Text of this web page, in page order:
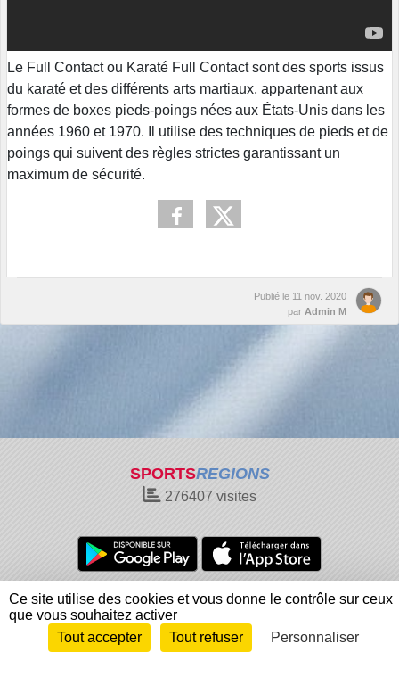
Le Full Contact ou Karaté Full Contact sont des sports issus
du karaté et des différents arts martiaux, appartenant aux
formes de boxes pieds-poings nées aux États-Unis dans les
années 1960 et 1970. Il utilise des techniques de pieds et de
poings qui suivent des règles strictes garantissant un
maximum de sécurité.
Publié le 11 nov. 2020
par Admin M
SPORTSREGIONS
276407 visites
Charte cookies
Gestion des cookies
Informations légales
Signaler un contenu inapproprié
Envie de participer ?
Connexion
Ce site utilise des cookies et vous donne le contrôle sur ceux
que vous souhaitez activer
Tout accepter
Tout refuser Personnaliser